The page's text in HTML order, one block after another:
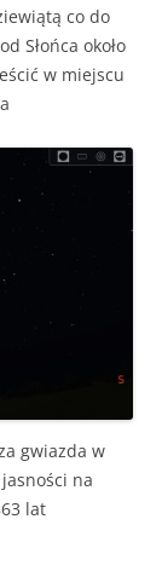
co do
Słońca około
w miejscu
gwiazda w
na
lat